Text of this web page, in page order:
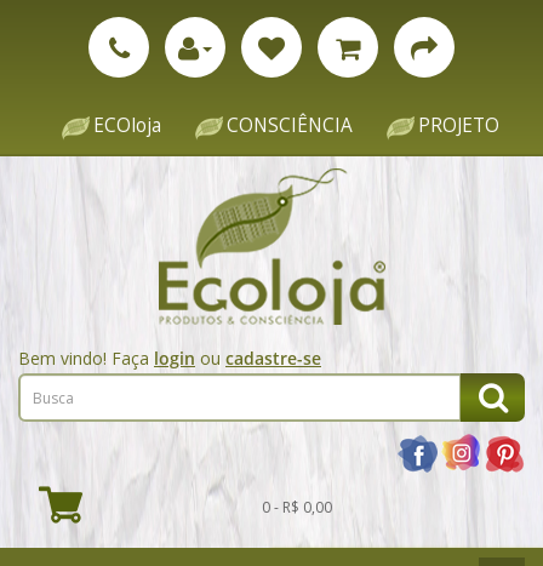
ECOloja CONSCIÊNCIA PROJETO
Bem vindo! Faça login ou cadastre-se
0 - R$ 0,00